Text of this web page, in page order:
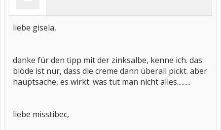
liebe gisela,
danke für den tipp mit der zinksalbe, kenne ich. das
blöde ist nur, dass die creme dann überall pickt. aber
hauptsache, es wirkt. was tut man nicht alles.........
liebe misstibec,